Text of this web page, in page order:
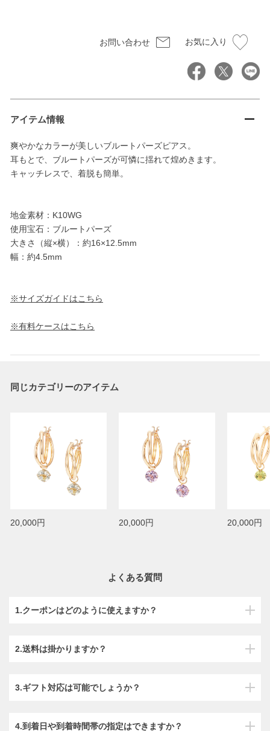
お問い合わせ お気に入り
アイテム情報
爽やかなカラーが美しいブルートパーズピアス。
耳もとで、ブルートパーズが可憐に揺れて煌めきます。
キャッチレスで、着脱も簡単。
地金素材：K10WG
使用宝石：ブルートパーズ
大きさ（縦×横）：約16×12.5mm
幅：約4.5mm
※サイズガイドはこちら
※有料ケースはこちら
同じカテゴリーのアイテム
20,000円 20,000円 20,000円
よくある質問
1.クーポンはどのように使えますか？
2.送料は掛かりますか？
3.ギフト対応は可能でしょうか？
4.到着日や到着時間帯の指定はできますか？